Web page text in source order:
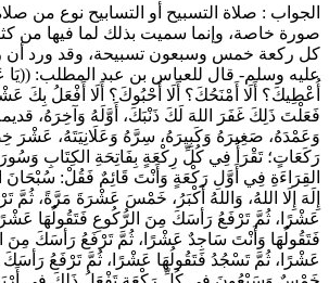
الجواب : صلاة التسبيح أو التسابيح نوع من
صورة خاصة، وإنما سميت بذلك لما فيها من
كل ركعة خمس وسبعون تسبيحة، وقد ورد أن
عليه وسلم- قال للعباس بن عبد المطلب: ((يَا
أُعْطِيكَ؟ أَلَا أَمْنَحُكَ؟ أَلَا أَحْبُوكَ؟ أَلَا أَفْعَلُ بِكَ
فَعَلْتَ ذَلِكَ غَفَرَ اللهَ لَكَ ذَنْبَكَ، أَوَّلَهُ وَآخِرَهُ،
وَعَمْدَهُ، صَغِيرَهُ وَكَبِيرَهُ، سِرَّهُ وَعَلَانِيَتَهُ، عَشْرَ
رَكَعَاتٍ؛ تَقْرَأُ فِي كُلِّ رِكْعَةٍ بِفَاتِحَةِ الكِتَابِ
القِرَاءَةِ فِي أَوَّلِ رَكْعَةٍ وَأَنْتَ قَائِمٌ فَقُلْ: سُبْحَانَ
إِلَهَ إِلَا اللهُ، وَاللهُ أَكْبَرُ، خَمْسَ عَشْرَةَ مَرَّةً، ثُمَّ
عَشْرًا، ثُمَّ تَرْفَعُ رَأسَكَ مِنَ الرُّكُوعِ فَتَقُولُهَا
فَتَقُولُهَا وَأَنْتَ سَاجِدٌ عَشْرًا، ثُمَّ تَرْفَعُ رَأسَكَ مِنَ
عَشْرًا، ثُمَّ تَسْجُدُ فَتَقُولُهَا عَشْرًا، ثُمَّ تَرْفَعُ رَأسَكَ